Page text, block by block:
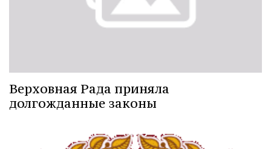
Верховная Рада приняла
долгожданные законы